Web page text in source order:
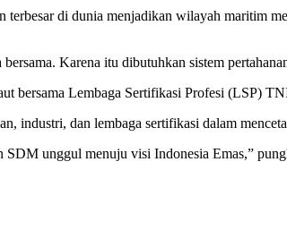
terbesar di dunia menjadikan wilayah maritim
Karena itu dibutuhkan sistem
bersama Lembaga Sertifikasi Profesi (LSP)
industri, dan lembaga sertifikasi dalam
unggul menuju visi Indonesia Emas,”